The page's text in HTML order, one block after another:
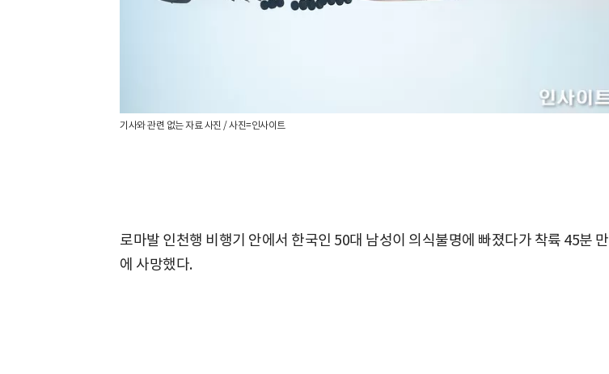
기사와 관련 없는 자료 사진 / 사진=인사이트
로마발 인천행 비행기 안에서 한국인 50대 남성이 의식불명에 빠졌다가 착륙 45분 만
에 사망했다.